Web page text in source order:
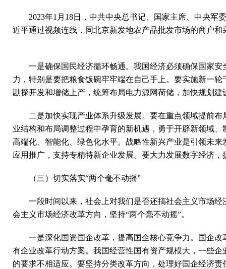
2023年1月18日，中共中央总书记、国家主席、中央
近平通过视频连线，同北京新发地农产品批发市场的商户
一是确保国民经济循环畅通。我国经济必须确保国家
力，特别是要把粮食饭碗牢牢端在自己手上。要实施新一
勘探开发和增储上产，统筹布局电力源网荷储，加快规划
二是加快实现产业体系升级发展。要在重点领域提前
业结构和布局调整过程中孕育的新机遇，勇于开辟新领域
高端化、智能化、绿色化水平。战略性新兴产业是引领未
应用推广，支持专精特新企业发展。要大力发展数字经济
（三）切实落实“两个毫不动摇”
一段时间以来，社会上对我们是否还搞社会主义市场
会主义市场经济改革方向，坚持“两个毫不动摇”。
一是深化国资国企改革，提高国企核心竞争力。国企
有企业改革行动方案。我国经营性国有资产规模大，一些
的要求不相适应。要坚持分类改革方向，处理好国企经济